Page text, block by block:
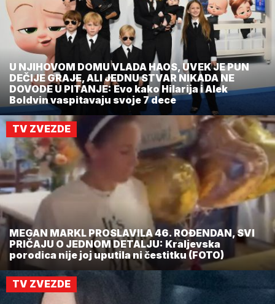
U NJIHOVOM DOMU VLADA HAOS, UVEK JE PUN
DEČIJE GRAJE, ALI JEDNU STVAR NIKADA NE
DOVODE U PITANJE: Evo kako Hilarija i Alek
Boldvin vaspitavaju svoje 7 dece
TV ZVEZDE
MEGAN MARKL PROSLAVILA 46. ROĐENDAN, SVI
PRIČAJU O JEDNOM DETALJU: Kraljevska
porodica nije joj uputila ni čestitku (FOTO)
TV ZVEZDE